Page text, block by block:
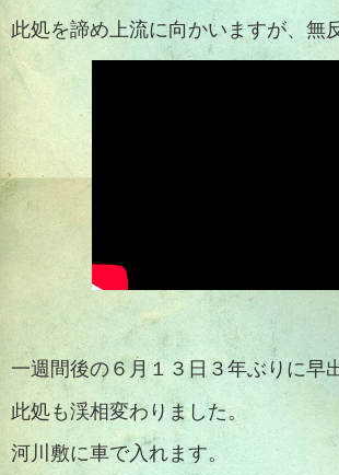
此処を諦め上流に向かいますが、無
一週間後の６月１３日３年ぶりに早
此処も渓相変わりました。
河川敷に車で入れます。